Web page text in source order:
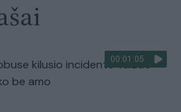
00:01:05
kilusio incidento vaizdo
be amo